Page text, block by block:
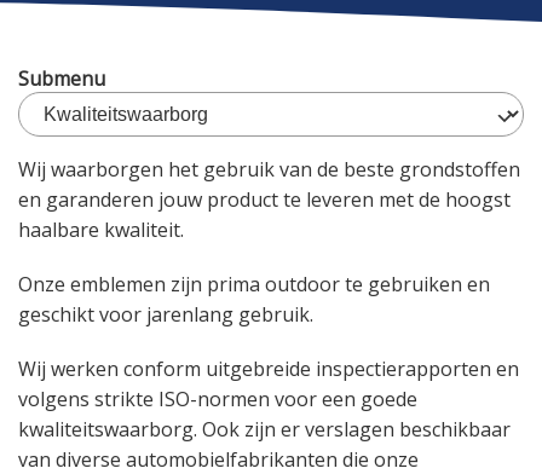
Submenu
Wij waarborgen het gebruik van de beste grondstoffen
en garanderen jouw product te leveren met de hoogst
haalbare kwaliteit.
Onze emblemen zijn prima outdoor te gebruiken en
geschikt voor jarenlang gebruik.
Wij werken conform uitgebreide inspectierapporten en
volgens strikte ISO-normen voor een goede
kwaliteitswaarborg. Ook zijn er verslagen beschikbaar
van diverse automobielfabrikanten die onze